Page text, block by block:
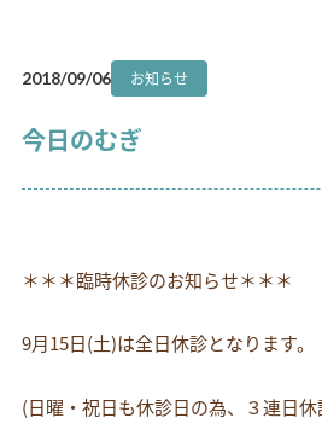
ブログ
2018/09/06 お知らせ
今日のむぎ
＊＊＊臨時休診のお知らせ＊＊＊
9月15日(土)は全日休診となります。
(日曜・祝日も休診日の為、３連日